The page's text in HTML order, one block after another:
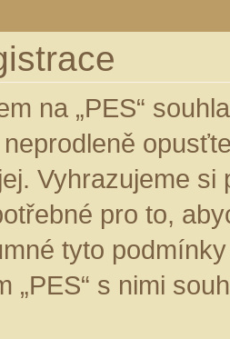
na „PES“
Vyhrazujeme
pro to,
tyto
„PES“ s nimi